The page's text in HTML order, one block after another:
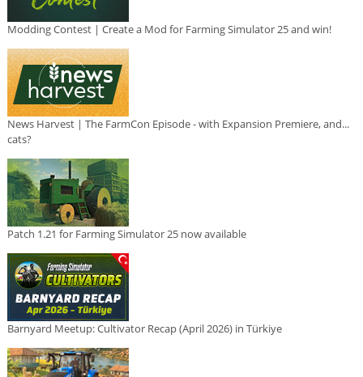
Modding Contest | Create a Mod for Farming Simulator 25 and win!
News Harvest | The FarmCon Episode - with Expansion Premiere, and...
cats?
Patch 1.21 for Farming Simulator 25 now available
Barnyard Meetup: Cultivator Recap (April 2026) in Türkiye